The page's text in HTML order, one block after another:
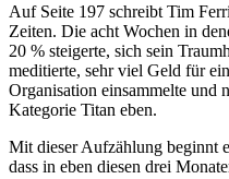
Auf Seite 197 schreibt Tim
Zeiten. Die acht Wochen in
20 % steigerte, sich sein
meditierte, sehr viel Geld für
Organisation einsammelte und
Kategorie Titan eben.
Mit dieser Aufzählung beginnt
dass in eben diesen drei